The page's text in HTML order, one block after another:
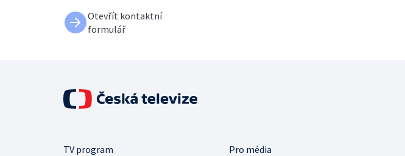
Otevřít kontaktní
formulář
TV program
Pro média